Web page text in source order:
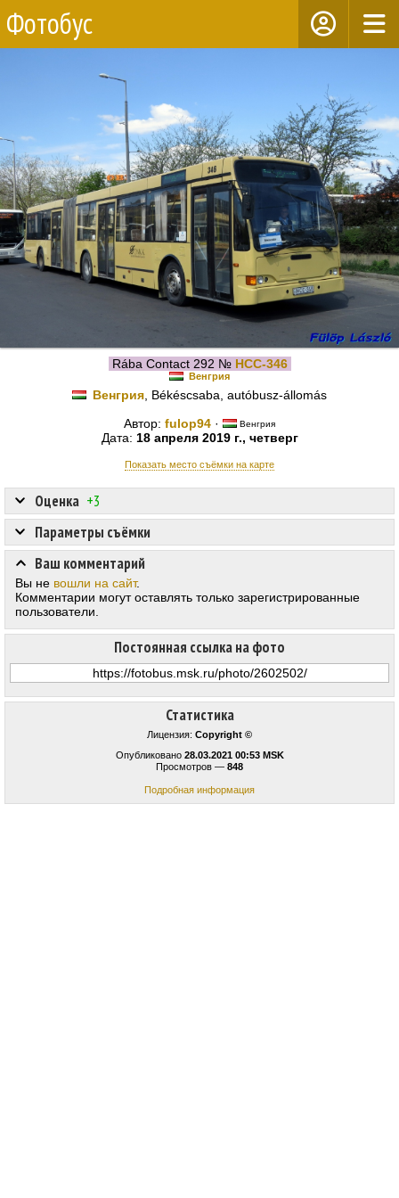
Фотобус
Rába Contact 292 № HCC-346
Венгрия
Венгрия , Békéscsaba, autóbusz-állomás
Автор: fulop94 · Венгрия
Дата: 18 апреля 2019 г., четверг
Показать место съёмки на карте
Статистика
Лицензия: Copyright ©
Опубликовано 28.03.2021 00:53 MSK
Просмотров — 848
Подробная информация
Оценка +3
Постоянная ссылка на фото
Параметры съёмки
Ваш комментарий
Вы не вошли на сайт.
Комментарии могут оставлять только зарегистрированные
пользователи.